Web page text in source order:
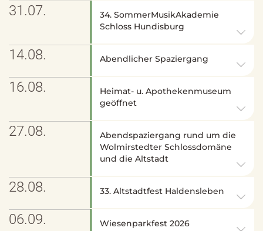
31.07.
34. SommerMusikAkademie
Schloss Hundisburg
14.08. Abendlicher Spaziergang
16.08.
Heimat- u. Apothekenmuseum
geöffnet
27.08.
Abendspaziergang rund um die
Wolmirstedter Schlossdomäne
und die Altstadt
28.08. 33. Altstadtfest Haldensleben
06.09. Wiesenparkfest 2026